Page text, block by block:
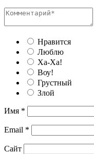
Нравится
Люблю
Ха-Ха!
Воу!
Грустный
Злой
Имя *
Email *
Сайт